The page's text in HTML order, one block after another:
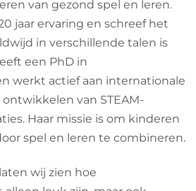
van gezond spel en leren.
jaar ervaring en schreef het
in verschillende talen is
een PhD in
werkt actief aan internationale
van STEAM-
Haar missie is om kinderen
spel en leren te combineren.
wij zien hoe